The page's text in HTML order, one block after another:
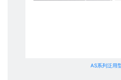
AS系列泛用